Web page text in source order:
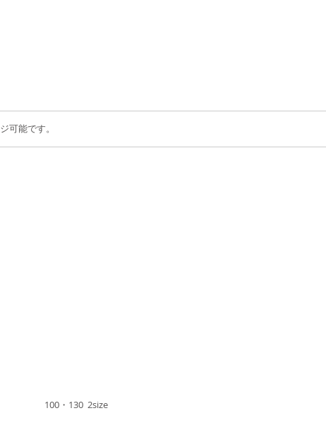
可能です。
100・130 2size